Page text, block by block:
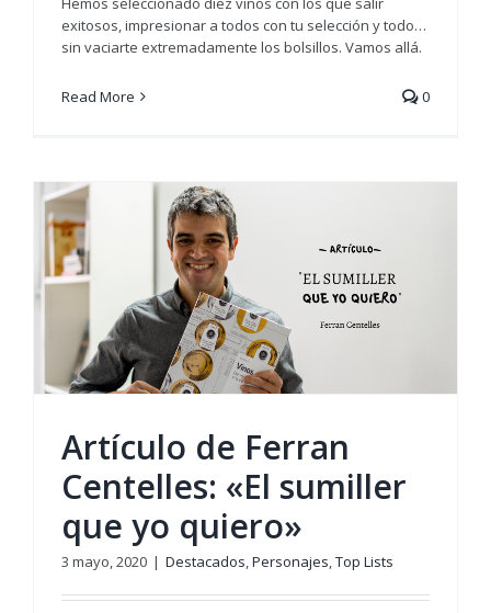
exitosos, impresionar a todos con tu selección y todo…
sin vaciarte extremadamente los bolsillos. Vamos allá.
Read More 0
Artículo de Ferran
Centelles: «El sumiller
que yo quiero»
3 mayo, 2020 | Destacados,Personajes,Top Lists